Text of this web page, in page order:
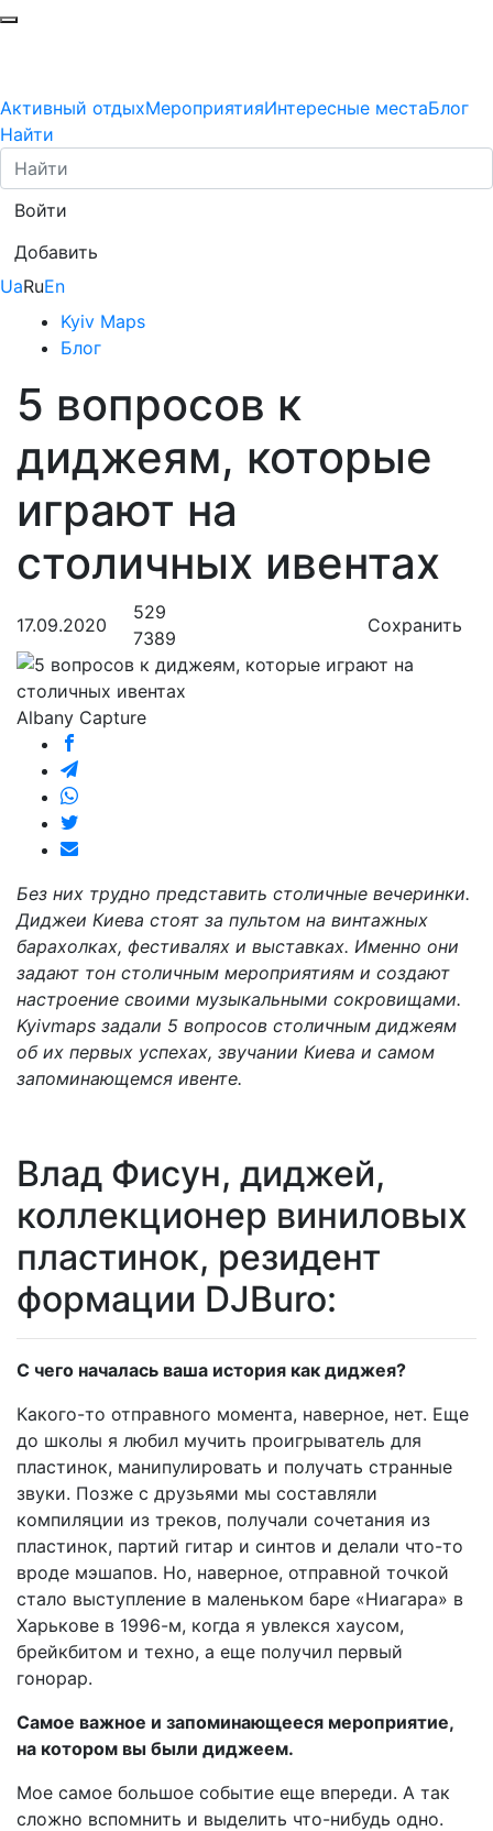
Активный отдыхМероприятияИнтересные местаБлог
Найти
Войти
Добавить
UaRuEn
Kyiv Maps
Блог
5 вопросов к
диджеям, которые
играют на
столичных ивентах
17.09.2020
529
7389
Сохранить
Albany Capture
Без них трудно представить столичные вечеринки.
Диджеи Киева стоят за пультом на винтажных
барахолках, фестивалях и выставках. Именно они
задают тон столичным мероприятиям и создают
настроение своими музыкальными сокровищами.
Kyivmaps задали 5 вопросов столичным диджеям
об их первых успехах, звучании Киева и самом
запоминающемся ивенте.
Влад Фисун, диджей,
коллекционер виниловых
пластинок, резидент
формации DJBuro:
С чего началась ваша история как диджея?
Какого-то отправного момента, наверное, нет. Еще
до школы я любил мучить проигрыватель для
пластинок, манипулировать и получать странные
звуки. Позже с друзьями мы составляли
компиляции из треков, получали сочетания из
пластинок, партий гитар и синтов и делали что-то
вроде мэшапов. Но, наверное, отправной точкой
стало выступление в маленьком баре «Ниагара» в
Харькове в 1996-м, когда я увлекся хаусом,
брейкбитом и техно, а еще получил первый
гонорар.
Самое важное и запоминающееся мероприятие,
на котором вы были диджеем.
Мое самое большое событие еще впереди. А так
сложно вспомнить и выделить что-нибудь одно.